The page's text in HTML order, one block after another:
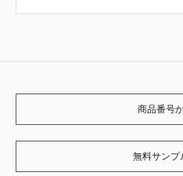
商品番号
無料サンプ